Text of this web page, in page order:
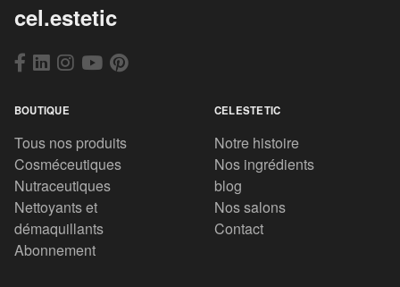
cel.estetic
BOUTIQUE
Tous nos produits
Cosméceutiques
Nutraceutiques
Nettoyants et
démaquillants
Abonnement
CELESTETIC
Notre histoire
Nos ingrédients
blog
Nos salons
Contact